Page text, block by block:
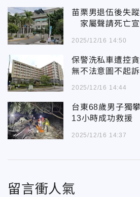
苗栗男退伍後失
家屬聲請死亡宣
2025/12/16 14:50
保警洗私車遭控
無不法意圖不起訴
2025/12/16 14:44
台東68歲男子獨
13小時成功救援
2025/12/16 14:37
留言衝人氣